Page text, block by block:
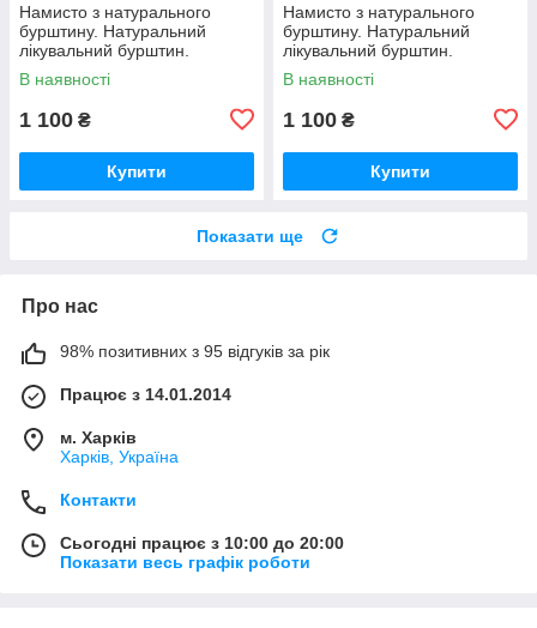
Намисто з натурального
бурштину. Натуральний
лікувальний бурштин.
Україна!
В наявності
1 100 ₴
Купити
Намисто з натурального
бурштину. Натуральний
лікувальний бурштин.
Україна!
В наявності
1 100 ₴
Купити
Показати ще
Про нас
98% позитивних з 95 відгуків за рік
Працює з 14.01.2014
м. Харків
Харків, Україна
Контакти
Сьогодні працює з 10:00 до 20:00
Показати весь графік роботи